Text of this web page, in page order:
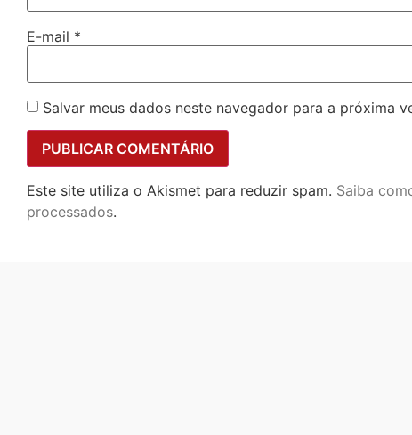
E-mail *
Salvar meus dados neste navegador para a próxima
Este site utiliza o Akismet para reduzir spam. Saiba
processados.